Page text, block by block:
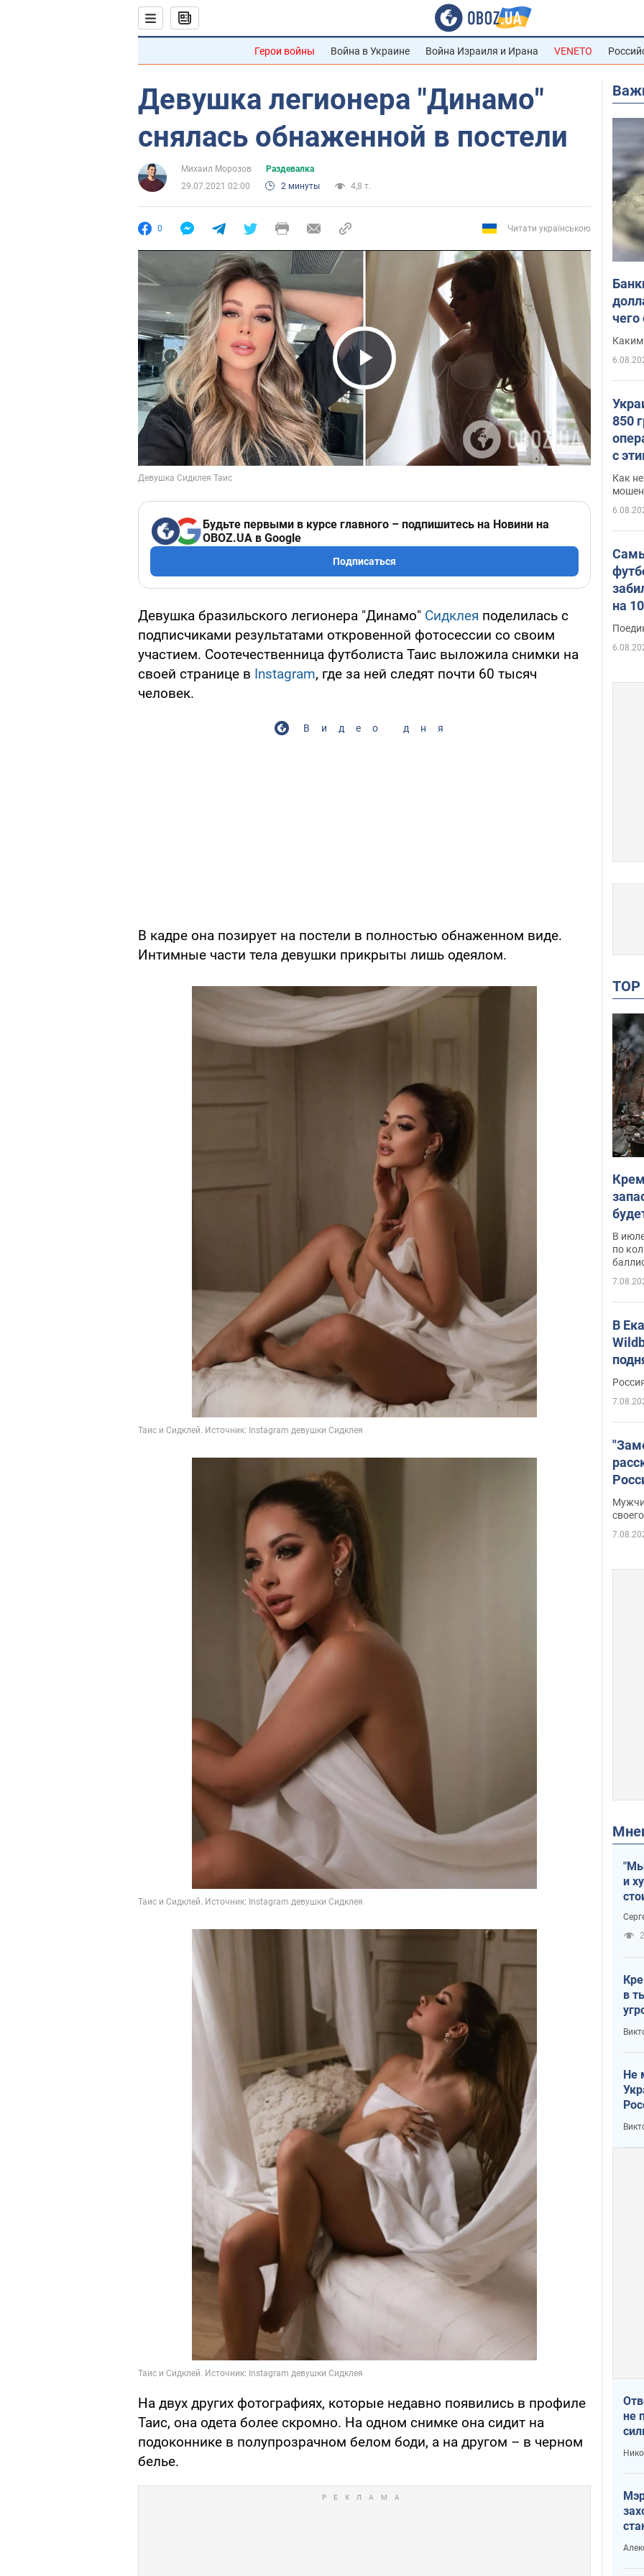
Герои войны Война в Украине Война Израиля и Ирана VENETO
Девушка легионера "Динамо"
снялась обнаженной в постели
Михаил Морозов
Раздевалка
29.07.2021 02:00
2 минуты 4,8 т.
0 Читати українською
Play Video
Будьте первыми в курсе главного – подпишитесь на Новини на
OBOZ.UA в Google
Подписаться
Девушка бразильского легионера "Динамо" Сидклея поделилась с
подписчиками результатами откровенной фотосессии со своим
участием. Соотечественница футболиста Таис выложила снимки на
своей странице в Instagram, где за ней следят почти 60 тысяч
человек.
Видео дня
В кадре она позирует на постели в полностью обнаженном виде.
Интимные части тела девушки прикрыты лишь одеялом.
На двух других фотографиях, которые недавно появились в профиле
Таис, она одета более скромно. На одном снимке она сидит на
подоконнике в полупрозрачном белом боди, а на другом – в черном
белье.
Каким
850
с
Как
на
В
по
В
Фото
и
в
Не
не
и